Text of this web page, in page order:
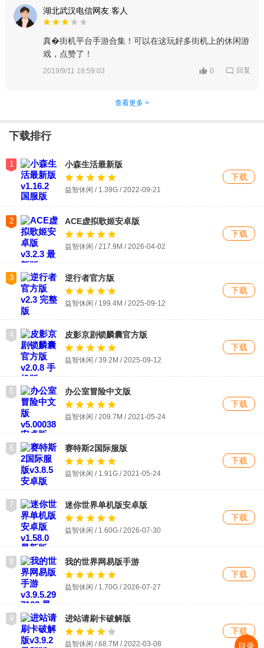
湖北武汉电信网友 客人
真�街机平台手游合集！可以在这玩好多街机上的休闲游
戏，点赞了！
2019/9/11 18:59:03 0 回复
查看更多 >
下载排行
1 小森生活最新版
益智休闲 / 1.39G / 2022-09-21
下载
2 ACE虚拟歌姬安卓版
益智休闲 / 217.9M / 2026-04-02
下载
3 逆行者官方版
益智休闲 / 199.4M / 2025-09-12
下载
4 皮影京剧锁麟囊官方版
益智休闲 / 39.2M / 2025-09-12
下载
5 办公室冒险中文版
益智休闲 / 209.7M / 2021-05-24
下载
6 赛特斯2国际服版
益智休闲 / 1.91G / 2021-05-24
下载
7 迷你世界单机版安卓版
益智休闲 / 1.60G / 2026-07-30
下载
8 我的世界网易版手游
益智休闲 / 1.70G / 2026-07-27
下载
9 进站请刷卡破解版
益智休闲 / 68.7M / 2022-03-08
下载